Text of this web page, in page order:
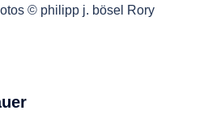
© philipp j. bösel Rory